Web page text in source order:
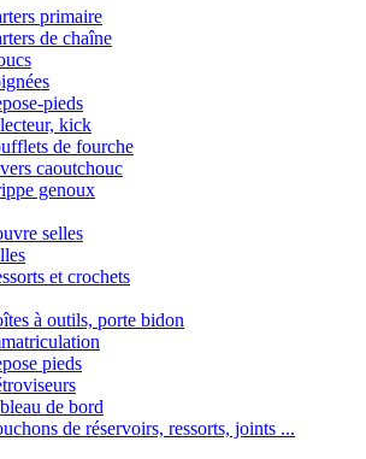
primaire
de chaîne
pieds
kick
de fourche
caoutchouc
genoux
selles
et crochets
à outils, porte bidon
pieds
de bord
de réservoirs, ressorts, joints ...